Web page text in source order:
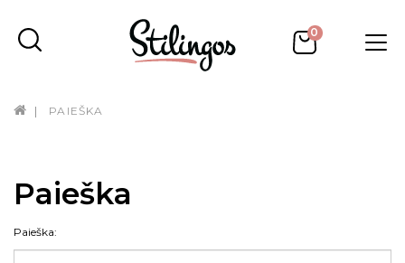
0
PAIEŠKA
Paieška
Paieška: